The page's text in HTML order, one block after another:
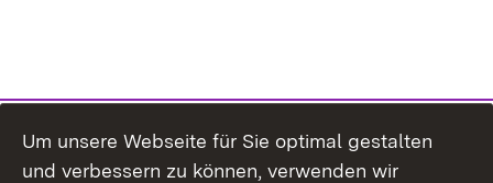
Um unsere Webseite für Sie optimal gestalten
und verbessern zu können, verwenden wir